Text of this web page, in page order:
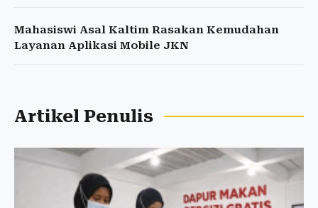
Mahasiswi Asal Kaltim Rasakan Kemudahan
Layanan Aplikasi Mobile JKN
Artikel Penulis